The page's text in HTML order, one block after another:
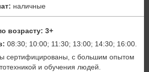
наличные
возрасту: 3+
08:30; 10:00; 11:30; 13:00; 14:30; 16:00.
сертифицированы, с большим опытом
и обучения людей.